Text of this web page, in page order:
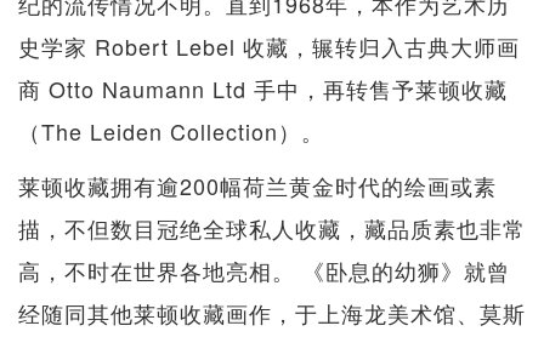
史学家 Robert Lebel 收藏，辗转归入古典大师画
商 Otto Naumann Ltd 手中，再转售予莱顿收藏
（The Leiden Collection）。
莱顿收藏拥有逾200幅荷兰黄金时代的绘画或素
描，不但数目冠绝全球私人收藏，藏品质素也非常
高，不时在世界各地亮相。 《卧息的幼狮》就曾
经随同其他莱顿收藏画作，于上海龙美术馆、莫斯